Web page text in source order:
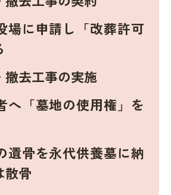
場に申請し「改葬許可
撤去工事の実施
へ「墓地の使用権」を
遺骨を永代供養墓に納
散骨